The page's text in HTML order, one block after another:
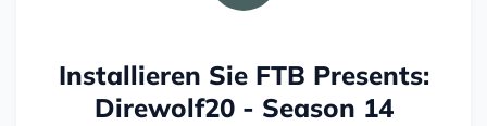
Installieren Sie FTB Presents:
Direwolf20 - Season 14